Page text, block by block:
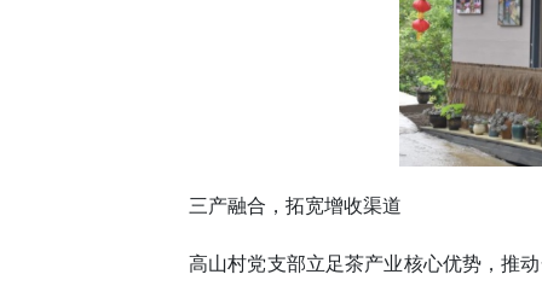
三产融合，拓宽增收渠道
高山村党支部立足茶产业核心优势，推动